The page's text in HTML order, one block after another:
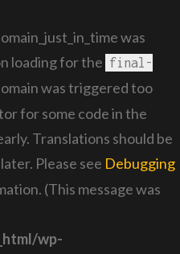
was
loading for the final-
was triggered too
for some code in the
Translations should be
Please see Debugging
(This message was
wp-